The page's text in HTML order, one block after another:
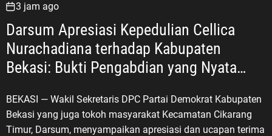
3 jam ago
Darsum Apresiasi Kepedulian Cellica
Nurachadiana terhadap Kabupaten
Bekasi: Bukti Pengabdian yang Nyata
BEKASI — Wakil Sekretaris DPC Partai Demokrat Kabupaten
Bekasi yang juga tokoh masyarakat Kecamatan Cikarang
Timur, Darsum, menyampaikan apresiasi dan ucapan terima